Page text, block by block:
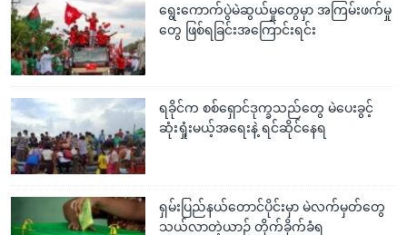
ရွေးကောက်ပွဲမဲဆွယ်မှုတွေမှာ အကြမ်းဖက်မှု
တွေ ဖြစ်ရခြင်းအကြောင်းရင်း
ရခိုင်က စစ်ရှောင်ဒုက္ခသည်တွေ မဲပေးခွင့်
ဆုံးရှုံးမယ့်အရေးနဲ့ ရင်ဆိုင်နေရ
ရှမ်းပြည်နယ်တောင်ပိုင်းမှာ မဲလက်မှတ်တွေ
သယ်လာတဲ့ယာဉ် တိုက်ခိုက်ခံရ